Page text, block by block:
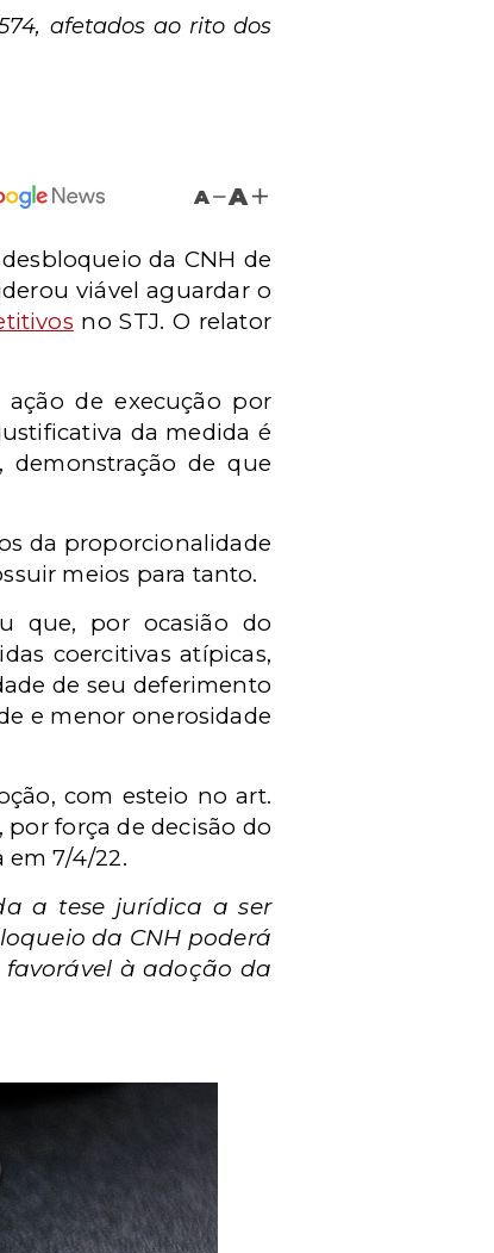
afetados ao rito dos
A A
da CNH de
viável aguardar o
no STJ. O relator
de execução por
da medida é
de que
da proporcionalidade
meios para tanto.
que, por ocasião do
coercitivas atípicas,
de seu deferimento
e menor onerosidade
com esteio no art.
por força de decisão do
em 7/4/22.
a tese jurídica a ser
da CNH poderá
à adoção da